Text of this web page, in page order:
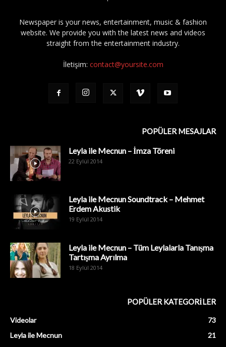
Newspaper is your news, entertainment, music & fashion
website. We provide you with the latest news and videos
straight from the entertainment industry.
İletişim: contact@yoursite.com
POPÜLER MESAJLAR
Leyla ile Mecnun – İmza Töreni
22 Eylül 2014
Leyla ile Mecnun Soundtrack – Mehmet
Erdem Akustik
19 Eylül 2014
Leyla ile Mecnun – Tüm Leylalarla Tanışma
Tartışma Ayrılma
18 Eylül 2014
POPÜLER KATEGORİLER
Videolar
73
Leyla ile Mecnun
21